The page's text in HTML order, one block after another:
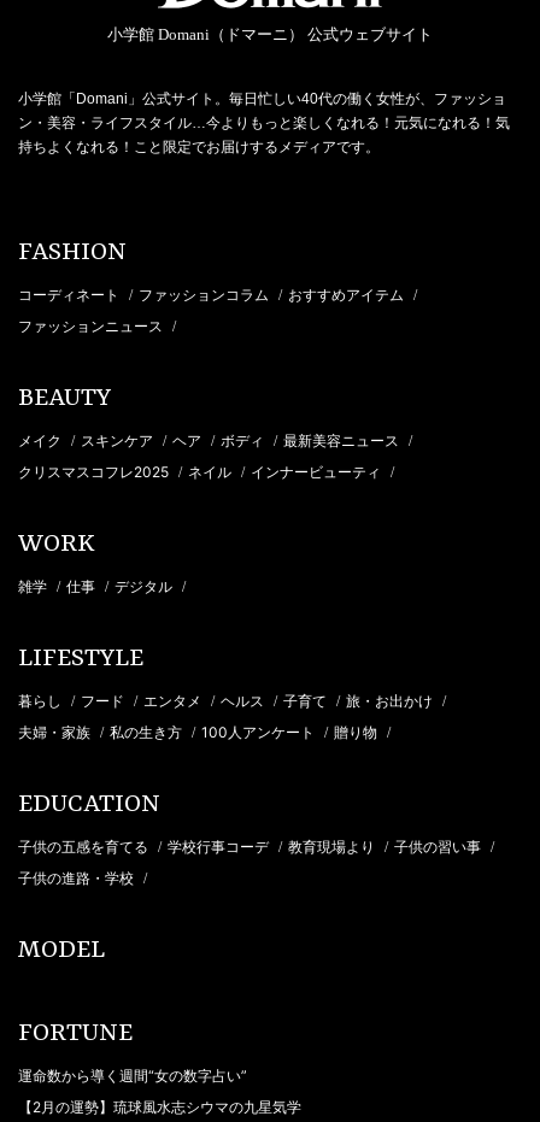
小学館 Domani（ドマーニ） 公式ウェブサイト
小学館「Domani」公式サイト。毎日忙しい40代の働く女性が、ファッショ
ン・美容・ライフスタイル…今よりもっと楽しくなれる！元気になれる！気
持ちよくなれる！こと限定でお届けするメディアです。
FASHION
コーディネート / ファッションコラム / おすすめアイテム /
ファッションニュース /
BEAUTY
メイク / スキンケア / ヘア / ボディ / 最新美容ニュース /
クリスマスコフレ2025 / ネイル / インナービューティ /
WORK
雑学 / 仕事 / デジタル /
LIFESTYLE
暮らし / フード / エンタメ / ヘルス / 子育て / 旅・お出かけ /
夫婦・家族 / 私の生き方 / 100人アンケート / 贈り物 /
EDUCATION
子供の五感を育てる / 学校行事コーデ / 教育現場より / 子供の習い事 /
子供の進路・学校 /
MODEL
FORTUNE
運命数から導く週間“女の数字占い”
【2月の運勢】琉球風水志シウマの九星気学